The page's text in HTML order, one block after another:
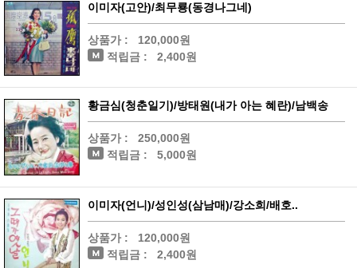
이미자(고안)/최무룡(동경나그네)
상품가 :
120,000원
적립금 :
2,400원
황금심(청춘일기)/방태원(내가 아는 혜란)/남백송
상품가 :
250,000원
적립금 :
5,000원
이미자(언니)/성인성(삼남매)/강소희/배호..
상품가 :
120,000원
적립금 :
2,400원